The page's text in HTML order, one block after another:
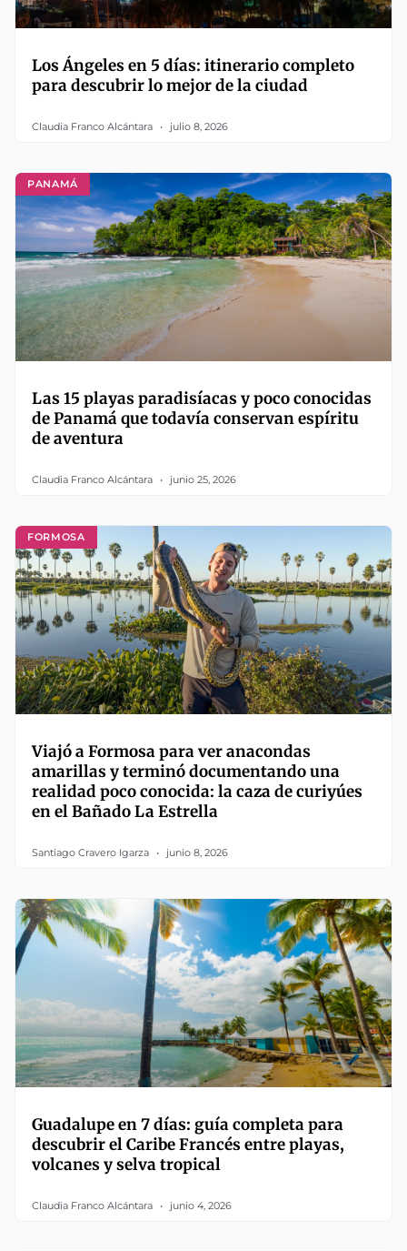
Los Ángeles en 5 días: itinerario completo
para descubrir lo mejor de la ciudad
Claudia Franco Alcántara julio 8, 2026
PANAMÁ
Las 15 playas paradisíacas y poco conocidas
de Panamá que todavía conservan espíritu
de aventura
Claudia Franco Alcántara junio 25, 2026
FORMOSA
Viajó a Formosa para ver anacondas
amarillas y terminó documentando una
realidad poco conocida: la caza de curiyúes
en el Bañado La Estrella
Santiago Cravero Igarza junio 8, 2026
Guadalupe en 7 días: guía completa para
descubrir el Caribe Francés entre playas,
volcanes y selva tropical
Claudia Franco Alcántara junio 4, 2026